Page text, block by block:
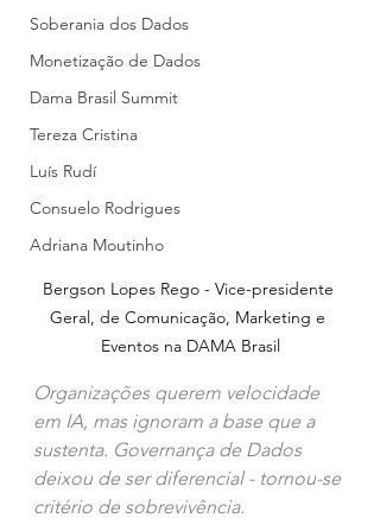
Soberania dos Dados
Monetização de Dados
Dama Brasil Summit
Tereza Cristina
Luís Rudí
Consuelo Rodrigues
Adriana Moutinho
Bergson Lopes Rego - Vice-presidente
Geral, de Comunicação, Marketing e
Eventos na DAMA Brasil
Organizações querem velocidade
em IA, mas ignoram a base que a
sustenta. Governança de Dados
deixou de ser diferencial - tornou-se
critério de sobrevivência.